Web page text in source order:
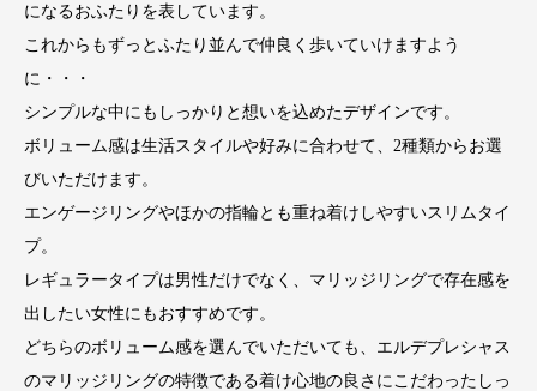
になるおふたりを表しています。
これからもずっとふたり並んで仲良く歩いていけますよう
に・・・
シンプルな中にもしっかりと想いを込めたデザインです。
ボリューム感は生活スタイルや好みに合わせて、2種類からお選
びいただけます。
エンゲージリングやほかの指輪とも重ね着けしやすいスリムタイ
プ。
レギュラータイプは男性だけでなく、マリッジリングで存在感を
出したい女性にもおすすめです。
どちらのボリューム感を選んでいただいても、エルデプレシャス
のマリッジリングの特徴である着け心地の良さにこだわったしっ